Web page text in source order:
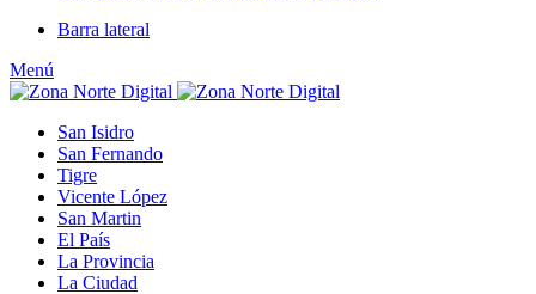
Barra lateral
Menú
San Isidro
San Fernando
Tigre
Vicente López
San Martin
El País
La Provincia
La Ciudad